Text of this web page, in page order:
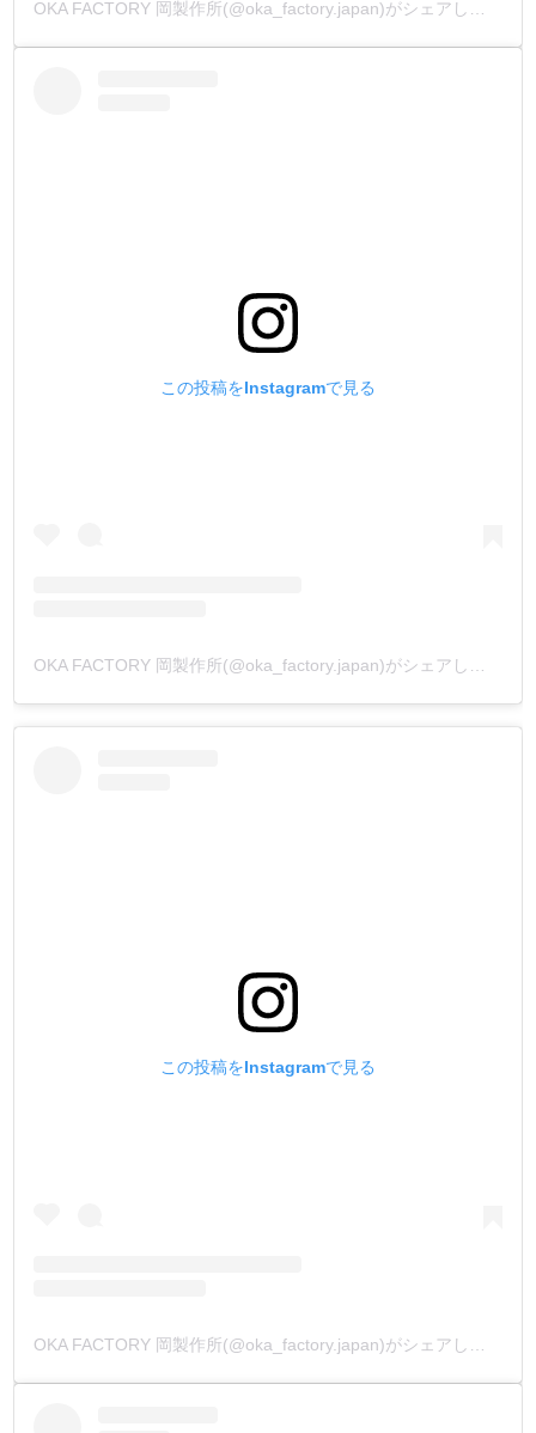
この投稿をInstagramで見る
この投稿をInstagramで見る
OKA FACTORY 岡製作所(@oka_factory.japan)がシェアした投稿